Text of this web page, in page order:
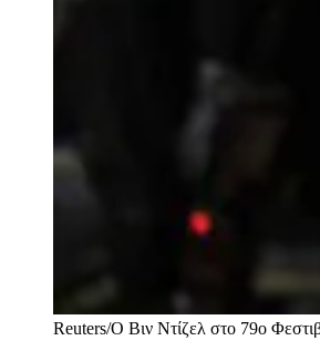
Reuters/Ο Βιν Ντίζελ στο 79ο